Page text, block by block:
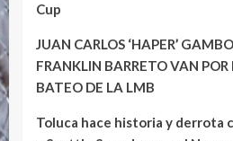
Cup
JUAN CARLOS ‘HAPER’
FRANKLIN BARRETO VAN
BATEO DE LA LMB
Toluca hace historia y derrota